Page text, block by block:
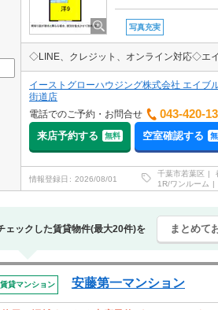
写真充実
イーストグローハウジング株式会社 エイブ
街道店
電話でのご予約・お問合せ
043-420-
来店予約する 無料 空室確認する
情報登録日 2026/08/01
千葉市若葉区
1R/ワンルーム
ェックした賃貸物件(最大20件)を まとめて
賃貸マンション 安藤第一マンション